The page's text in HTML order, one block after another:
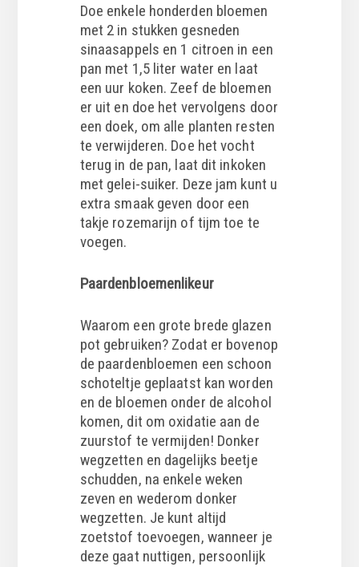
Doe enkele honderden bloemen
met 2 in stukken gesneden
sinaasappels en 1 citroen in een
pan met 1,5 liter water en laat
een uur koken. Zeef de bloemen
er uit en doe het vervolgens door
een doek, om alle planten resten
te verwijderen. Doe het vocht
terug in de pan, laat dit inkoken
met gelei-suiker. Deze jam kunt u
extra smaak geven door een
takje rozemarijn of tijm toe te
voegen.
Paardenbloemenlikeur
Waarom een grote brede glazen
pot gebruiken? Zodat er bovenop
de paardenbloemen een schoon
schoteltje geplaatst kan worden
en de bloemen onder de alcohol
komen, dit om oxidatie aan de
zuurstof te vermijden! Donker
wegzetten en dagelijks beetje
schudden, na enkele weken
zeven en wederom donker
wegzetten. Je kunt altijd
zoetstof toevoegen, wanneer je
deze gaat nuttigen, persoonlijk